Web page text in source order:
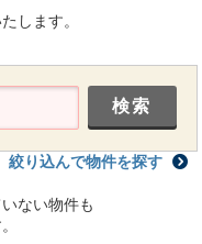
します。
絞り込んで物件を探す
ない物件も